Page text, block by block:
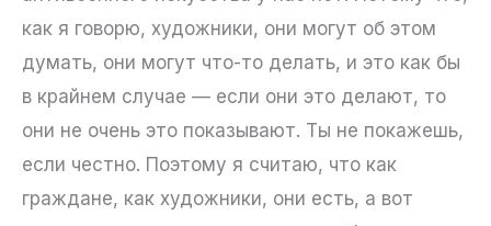
как я говорю, художники, они могут об этом
думать, они могут что-то делать, и это как бы
в крайнем случае — если они это делают, то
они не очень это показывают. Ты не покажешь,
если честно. Поэтому я считаю, что как
граждане, как художники, они есть, а вот